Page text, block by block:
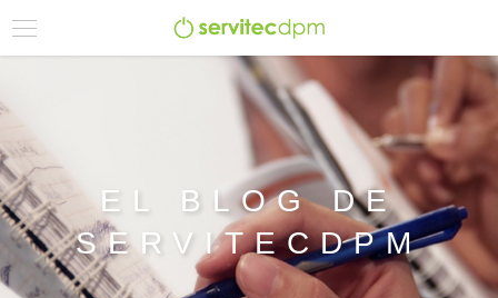
EL BLOG DE
SERVITECDPM